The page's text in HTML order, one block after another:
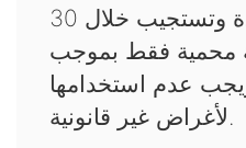
أرقام الولايات المتحدة وتستجيب خلال 30
محمية فقط بموجب
عدم استخدامها
لأغراض غير قانونية.